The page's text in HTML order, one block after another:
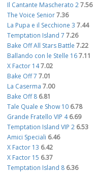
Il Cantante Mascherato 27.56
The Voice Senior7.36
La Pupa e il Secchione 3 7.44
Temptation Island 7 7.26
Bake Off All Stars Battle 7.22
Ballando con le Stelle 167.11
X Factor 147.02
Bake Off 7 7.01
La Caserma 7.00
Bake Off 8 6.81
Tale Quale e Show 10 6.78
Grande Fratello VIP 4 6.69
Temptation Island VIP 2 6.53
Amici Speciali 6.46
X Factor 13 6.42
X Factor 15 6.37
Temptation Island 8 6.36